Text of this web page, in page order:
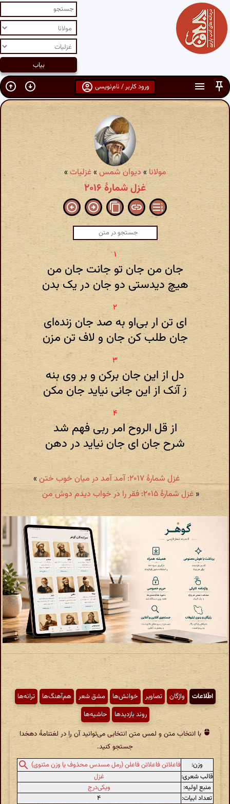
ورود کاربر / نام‌نویسی
مولانا » دیوان شمس»غزلیات »
غزل شمارهٔ ۲۰۱۶
جان من جان تو جانت جان من
هیچ دیدستی دو جان در یک بدن
ای تن ار بی‌او به صد جان زنده‌ای
جان طلب کن جان و لاف تن مزن
دل از این جان برکن و بر وی بنه
ز آنک از این جانی نیاید جان مکن
از قل الروح امر ربی فهم شد
شرح جان ای جان نیاید در دهن
غزل شمارهٔ ۲۰۱۷: آمد آمد در میان خوب ختن
»
« غزل شمارهٔ ۲۰۱۵: فقر را در خواب دیدم دوش من
اطّلاعات واژگان تصاویر خوانش‌ها مشق شعر هم‌آهنگ‌ها
ترانه‌ها
روند بازدیدها
حاشیه‌ها
با انتخاب متن و لمس متن انتخابی می‌توانید آن را در لغتنامهٔ دهخدا
جستجو کنید.
وزن:
فاعلاتن فاعلاتن فاعلن (رمل مسدس محذوف یا وزن مثنوی)
قالب شعری:
غزل
منبع اولیه:
ویکی‌درج
تعداد ابیات:
۴